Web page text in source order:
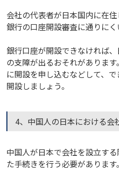
会社の代表者が日本国内に在
銀行の口座開設審査に通りにく
銀行口座が開設できなければ
の支障が出るおそれがありま
に開設を申し込むなどして、
開設しましょう。
4、中国人の日本における会
中国人が日本で会社を設立す
た手続きを行う必要があります。